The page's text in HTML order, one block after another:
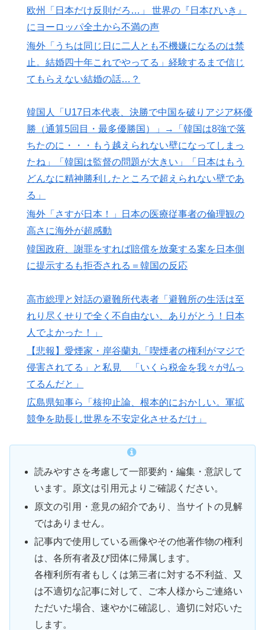
欧州「日本だけ反則だろ…」 世界の『日本びいき』
にヨーロッパ全土から不満の声
海外「うちは同じ日に二人とも不機嫌になるのは禁
止。結婚四十年これでやってる」経験するまで信じ
てもらえない結婚の話…？
韓国人「U17日本代表、決勝で中国を破りアジア杯優
勝（通算5回目・最多優勝国）」→「韓国は8強で落
ちたのに・・・もう越えられない壁になってしまっ
たね」「韓国は監督の問題が大きい」「日本はもう
どんなに精神勝利したところで超えられない壁であ
る」
海外「さすが日本！」日本の医療従事者の倫理観の
高さに海外が超感動
韓国政府、謝罪をすれば賠償を放棄する案を日本側
に提示するも拒否される＝韓国の反応
高市総理と対話の避難所代表者「避難所の生活は至
れり尽くせりで全く不自由ない、ありがとう！日本
人でよかった！」
【悲報】愛煙家・岸谷蘭丸「喫煙者の権利がマジで
侵害されてる」と私見 「いくら税金を我々が払っ
てるんだと」
広島県知事ら「核抑止論、根本的におかしい。軍拡
競争を助長し世界を不安定化させるだけ」
読みやすさを考慮して一部要約・編集・意訳して
います。原文は引用元よりご確認ください。
原文の引用・意見の紹介であり、当サイトの見解
ではありません。
記事内で使用している画像やその他著作物の権利
は、各所有者及び団体に帰属します。
各権利所有者もしくは第三者に対する不利益、又
は不適切な記事に対して、ご本人様からご連絡い
ただいた場合、速やかに確認し、適切に対応いた
します。